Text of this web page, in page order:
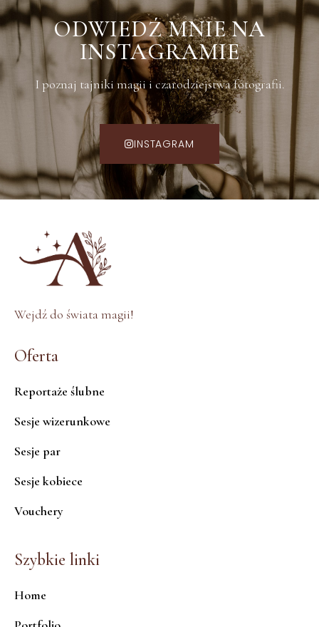
ODWIEDŹ MNIE NA
INSTAGRAMIE
I poznaj tajniki magii i czarodziejstwa fotografii.
INSTAGRAM
Wejdź do świata magii!
Oferta
Reportaże ślubne
Sesje wizerunkowe
Sesje par
Sesje kobiece
Vouchery
Szybkie linki
Home